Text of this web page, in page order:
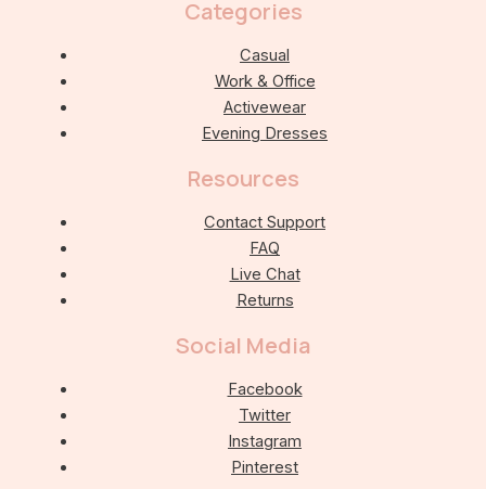
Categories
Casual
Work & Office
Activewear
Evening Dresses
Resources
Contact Support
FAQ
Live Chat
Returns
Social Media
Facebook
Twitter
Instagram
Pinterest